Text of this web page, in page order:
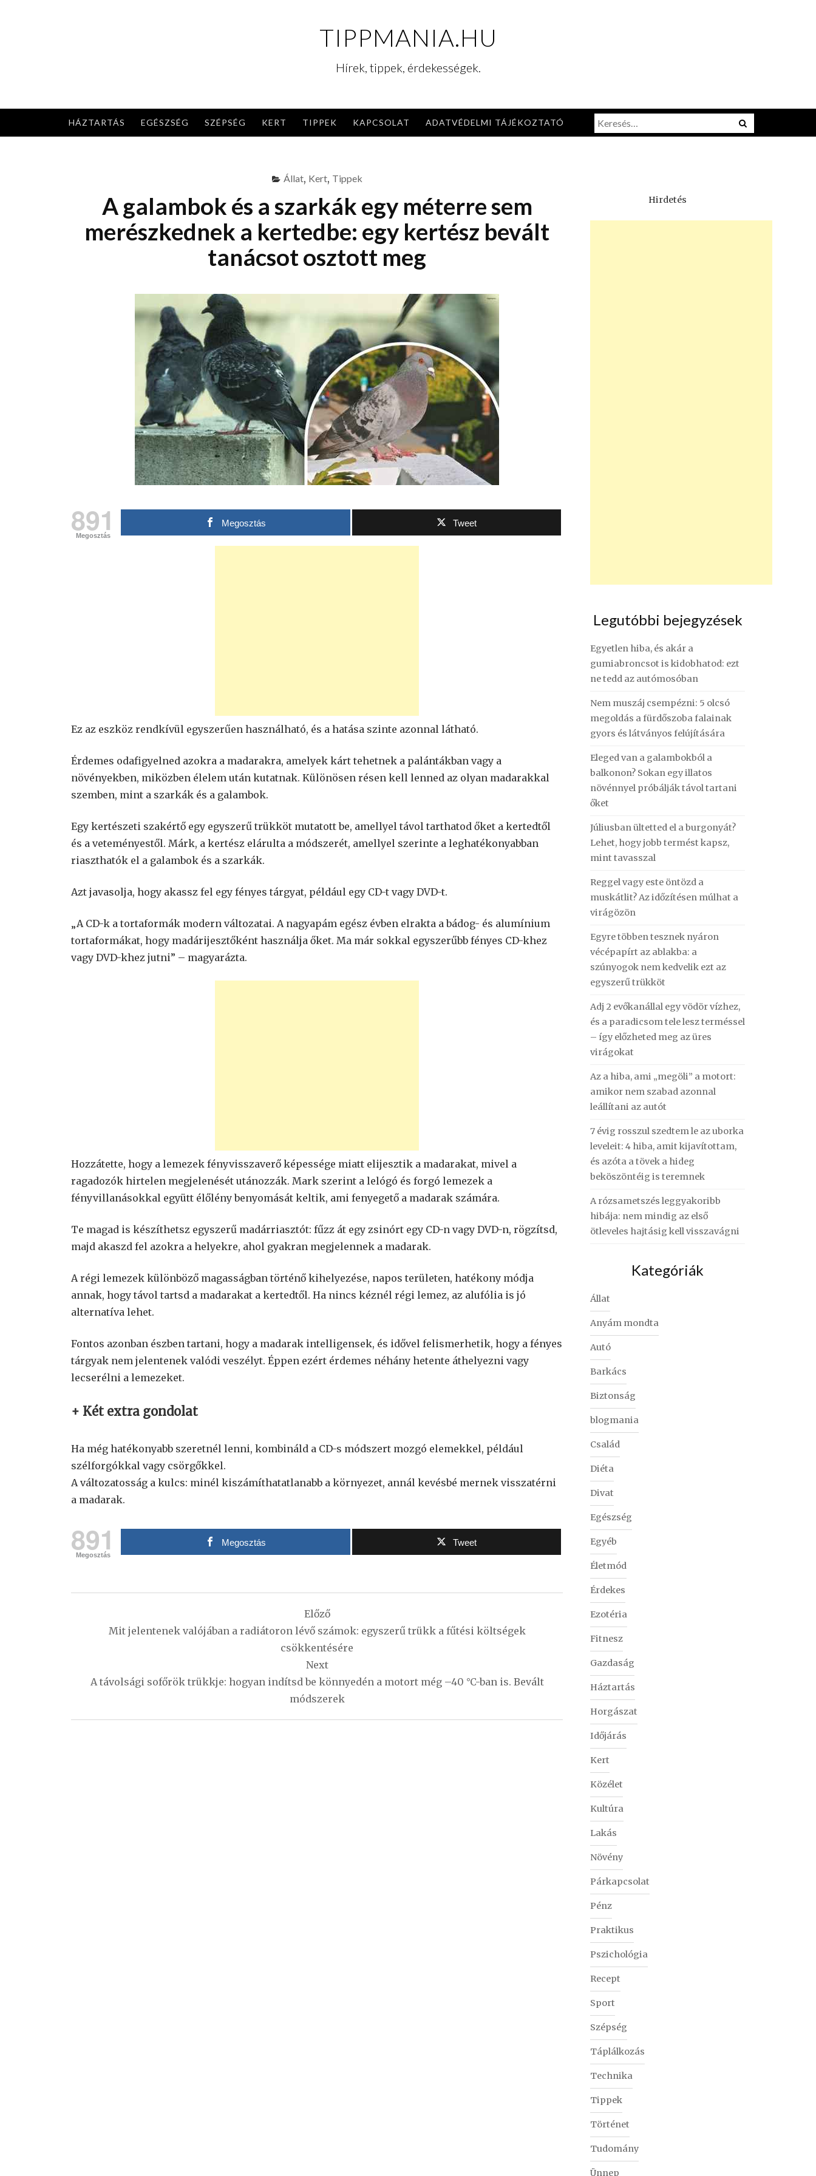
TIPPMANIA.HU
Hírek, tippek, érdekességek.
HÁZTARTÁS EGÉSZSÉG SZÉPSÉG KERT TIPPEK KAPCSOLAT ADATVÉDELMI TÁJÉKOZTATÓ Menu
Keresés:
Állat, Kert, Tippek
A galambok és a szarkák egy méterre sem
merészkednek a kertedbe: egy kertész bevált
tanácsot osztott meg
891
Megosztás
Megosztás Tweet
Ez az eszköz rendkívül egyszerűen használható, és a hatása szinte azonnal látható.
Érdemes odafigyelned azokra a madarakra, amelyek kárt tehetnek a palántákban vagy a
növényekben, miközben élelem után kutatnak. Különösen résen kell lenned az olyan madarakkal
szemben, mint a szarkák és a galambok.
Egy kertészeti szakértő egy egyszerű trükköt mutatott be, amellyel távol tarthatod őket a kertedtől
és a veteményestől. Márk, a kertész elárulta a módszerét, amellyel szerinte a leghatékonyabban
riaszthatók el a galambok és a szarkák.
Azt javasolja, hogy akassz fel egy fényes tárgyat, például egy CD-t vagy DVD-t.
„A CD-k a tortaformák modern változatai. A nagyapám egész évben elrakta a bádog- és alumínium
tortaformákat, hogy madárijesztőként használja őket. Ma már sokkal egyszerűbb fényes CD-khez
vagy DVD-khez jutni” – magyarázta.
Hozzátette, hogy a lemezek fényvisszaverő képessége miatt elijesztik a madarakat, mivel a
ragadozók hirtelen megjelenését utánozzák. Mark szerint a lelógó és forgó lemezek a
fényvillanásokkal együtt élőlény benyomását keltik, ami fenyegető a madarak számára.
Te magad is készíthetsz egyszerű madárriasztót: fűzz át egy zsinórt egy CD-n vagy DVD-n, rögzítsd,
majd akaszd fel azokra a helyekre, ahol gyakran megjelennek a madarak.
A régi lemezek különböző magasságban történő kihelyezése, napos területen, hatékony módja
annak, hogy távol tartsd a madarakat a kertedtől. Ha nincs kéznél régi lemez, az alufólia is jó
alternatíva lehet.
Fontos azonban észben tartani, hogy a madarak intelligensek, és idővel felismerhetik, hogy a fényes
tárgyak nem jelentenek valódi veszélyt. Éppen ezért érdemes néhány hetente áthelyezni vagy
lecserélni a lemezeket.
+ Két extra gondolat
Ha még hatékonyabb szeretnél lenni, kombináld a CD-s módszert mozgó elemekkel, például
szélforgókkal vagy csörgőkkel.
A változatosság a kulcs: minél kiszámíthatatlanabb a környezet, annál kevésbé mernek visszatérni
a madarak.
891
Megosztás
Megosztás Tweet
navigáció
Előző
Mit jelentenek valójában a radiátoron lévő számok: egyszerű trükk a fűtési költségek
csökkentésére
Next
A távolsági sofőrök trükkje: hogyan indítsd be könnyedén a motort még –40 °C-ban is. Bevált
módszerek
Hirdetés
Legutóbbi bejegyzések
Egyetlen hiba, és akár a
gumiabroncsot is kidobhatod: ezt
ne tedd az autómosóban
Nem muszáj csempézni: 5 olcsó
megoldás a fürdőszoba falainak
gyors és látványos felújítására
Eleged van a galambokból a
balkonon? Sokan egy illatos
növénnyel próbálják távol tartani
őket
Júliusban ültetted el a burgonyát?
Lehet, hogy jobb termést kapsz,
mint tavasszal
Reggel vagy este öntözd a
muskátlit? Az időzítésen múlhat a
virágözön
Egyre többen tesznek nyáron
vécépapírt az ablakba: a
szúnyogok nem kedvelik ezt az
egyszerű trükköt
Adj 2 evőkanállal egy vödör vízhez,
és a paradicsom tele lesz terméssel
– így előzheted meg az üres
virágokat
Az a hiba, ami „megöli” a motort:
amikor nem szabad azonnal
leállítani az autót
7 évig rosszul szedtem le az uborka
leveleit: 4 hiba, amit kijavítottam,
és azóta a tövek a hideg
beköszöntéig is teremnek
A rózsametszés leggyakoribb
hibája: nem mindig az első
ötleveles hajtásig kell visszavágni
Kategóriák
Állat
Anyám mondta
Autó
Barkács
Biztonság
blogmania
Család
Diéta
Divat
Egészség
Egyéb
Életmód
Érdekes
Ezotéria
Fitnesz
Gazdaság
Háztartás
Horgászat
Időjárás
Kert
Közélet
Kultúra
Lakás
Növény
Párkapcsolat
Pénz
Praktikus
Pszichológia
Recept
Sport
Szépség
Táplálkozás
Technika
Tippek
Történet
Tudomány
Ünnep